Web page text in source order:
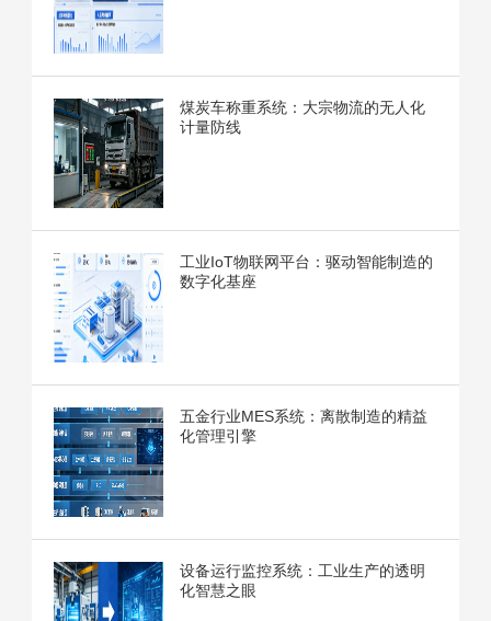
煤炭车称重系统：大宗物流的无人化
计量防线
工业IoT物联网平台：驱动智能制造的
数字化基座
五金行业MES系统：离散制造的精益
化管理引擎
设备运行监控系统：工业生产的透明
化智慧之眼